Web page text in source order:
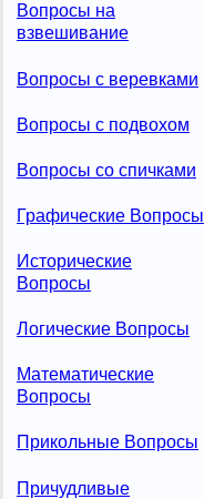
Вопросы на
взвешивание
Вопросы с веревками
Вопросы с подвохом
Вопросы со спичками
Графические Вопросы
Исторические
Вопросы
Логические Вопросы
Математические
Вопросы
Прикольные Вопросы
Причудливые